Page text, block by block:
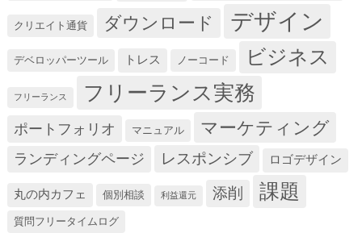
クリエイト通貨 ダウンロード デザイン
デベロッパーツール トレス ノーコード ビジネス
フリーランス フリーランス実務
ポートフォリオ マニュアル マーケティング
ランディングページ レスポンシブ ロゴデザイン
丸の内カフェ 個別相談 利益還元 添削 課題
質問フリータイムログ